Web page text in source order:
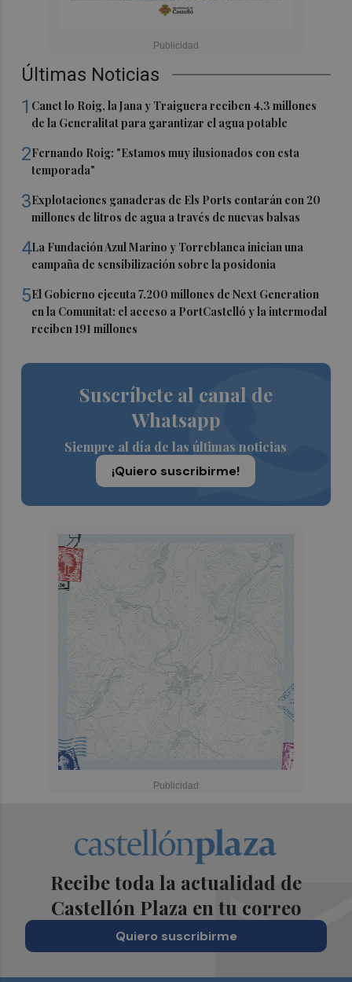
Últimas Noticias
1 Canet lo Roig, la Jana y Traiguera reciben 4,3 millones
de la Generalitat para garantizar el agua potable
2Fernando Roig: "Estamos muy ilusionados con esta
temporada"
3Explotaciones ganaderas de Els Ports contarán con 20
millones de litros de agua a través de nuevas balsas
4La Fundación Azul Marino y Torreblanca inician una
campaña de sensibilización sobre la posidonia
5El Gobierno ejecuta 7.200 millones de Next Generation
en la Comunitat: el acceso a PortCastelló y la intermodal
reciben 191 millones
Suscríbete al canal de
Whatsapp
Siempre al día de las últimas noticias
¡Quiero suscribirme!
Recibe toda la actualidad de
Castellón Plaza en tu correo
Quiero suscribirme